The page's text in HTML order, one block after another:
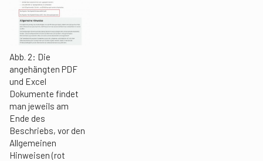
Abb. 2: Die
angehängten PDF
und Excel
Dokumente findet
man jeweils am
Ende des
Beschriebs, vor den
Allgemeinen
Hinweisen (rot